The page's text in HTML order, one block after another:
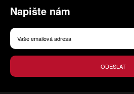
Napište nám
ODESLAT